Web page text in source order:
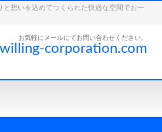
想いを込めてつくられた快適な空間でお一
お気軽にメールにてお問い合わせください。
corporation.com